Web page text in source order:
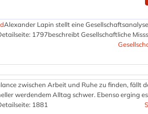
Alexander Lapin stellt eine
beschreibt Gesellschaftliche
1797
zwischen Arbeit und Ruhe zu finden, fällt
werdendem Alltag schwer. Ebenso erging
1881